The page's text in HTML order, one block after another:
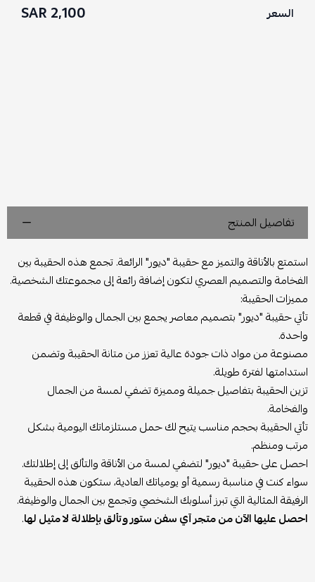
السعر 2,100 SAR
تفاصيل المنتج
استمتع بالأناقة والتميز مع حقيبة "ديور" الرائعة. تجمع هذه الحقيبة بين
الفخامة والتصميم العصري لتكون إضافة رائعة إلى مجموعتك الشخصية.
مميزات الحقيبة:
تأتي حقيبة "ديور" بتصميم معاصر يجمع بين الجمال والوظيفة في قطعة
واحدة.
مصنوعة من مواد ذات جودة عالية تعزز من متانة الحقيبة وتضمن
استدامتها لفترة طويلة.
تزين الحقيبة بتفاصيل جميلة ومميزة تضفي لمسة من الجمال
والفخامة.
تأتي الحقيبة بحجم مناسب يتيح لك حمل مستلزماتك اليومية بشكل
مرتب ومنظم.
احصل على حقيبة "ديور" لتضفي لمسة من الأناقة والتألق إلى إطلالتك.
سواء كنت في مناسبة رسمية أو يومياتك العادية، ستكون هذه الحقيبة
الرفيقة المثالية التي تبرز أسلوبك الشخصي وتجمع بين الجمال والوظيفة.
احصل عليها الآن من متجر آي سفن ستور وتألق بإطلالة لا مثيل لها.